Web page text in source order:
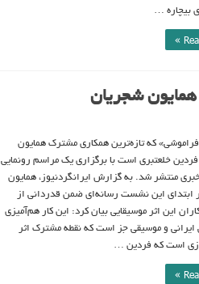
بیچاره …
همایون شجریان
فراموشی» که تازه‌ترین همکاری مشترک همایون
خلعتبری است با برگزاری یک مراسم رونمایی
منتشر شد. به گزارش ایرانگردنیوز، همایون
ابتدای این نشست رسانه‌ای ضمن قدردانی از
این اثر موسیقایی بیان کرد: این کار هم‌آمیزی
ایرانی و موسیقی جز است که نقطه مشترک اثر
است که فردین …